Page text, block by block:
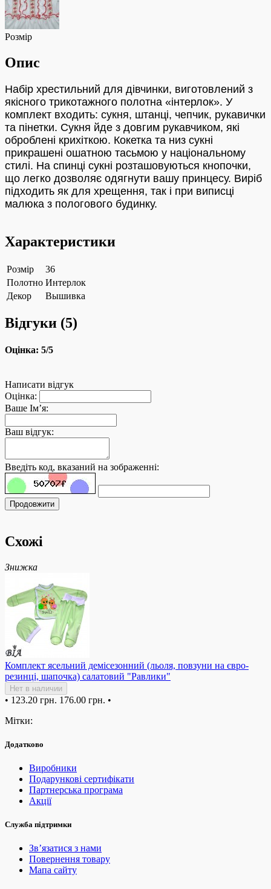
Розмір
Опис
Набір хрестильний для дівчинки, виготовлений з
якісного трикотажного полотна «інтерлок». У
комплект входить: сукня, штанці, чепчик, рукавички
та пінетки. Сукня йде з довгим рукавчиком, які
оброблені крихіткою. Кокетка та низ сукні
прикрашені ошатною тасьмою у національному
стилі. На спинці сукні розташовуються кнопочки,
що легко дозволяє одягнути вашу принцесу. Виріб
підходить як для хрещення, так і при виписці
малюка з пологового будинку.
Характеристики
Розмір
36
Полотно Интерлок
Декор
Вышивка
Відгуки (5)
Оцінка: 5/5
Написати відгук
Оцінка:
Ваше Ім’я:
Ваш відгук:
Введіть код, вказаний на зображенні:
Продовжити
Схожі
Знижка
Комплект ясельний демісезонний (льоля, повзуни на євро-
резинці, шапочка) салатовий "Равлики"
Нет в наличии
• 123.20 грн. 176.00 грн. •
Мітки:
Додатково
Виробники
Подарункові сертифікати
Партнерська програма
Акції
Служба підтримки
Зв’язатися з нами
Повернення товару
Мапа сайту